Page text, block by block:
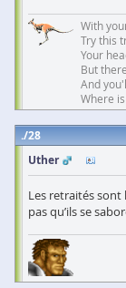
With
Try this
Your
But
And
Where
28
Uther
Les retraités sont
pas qu’ils se